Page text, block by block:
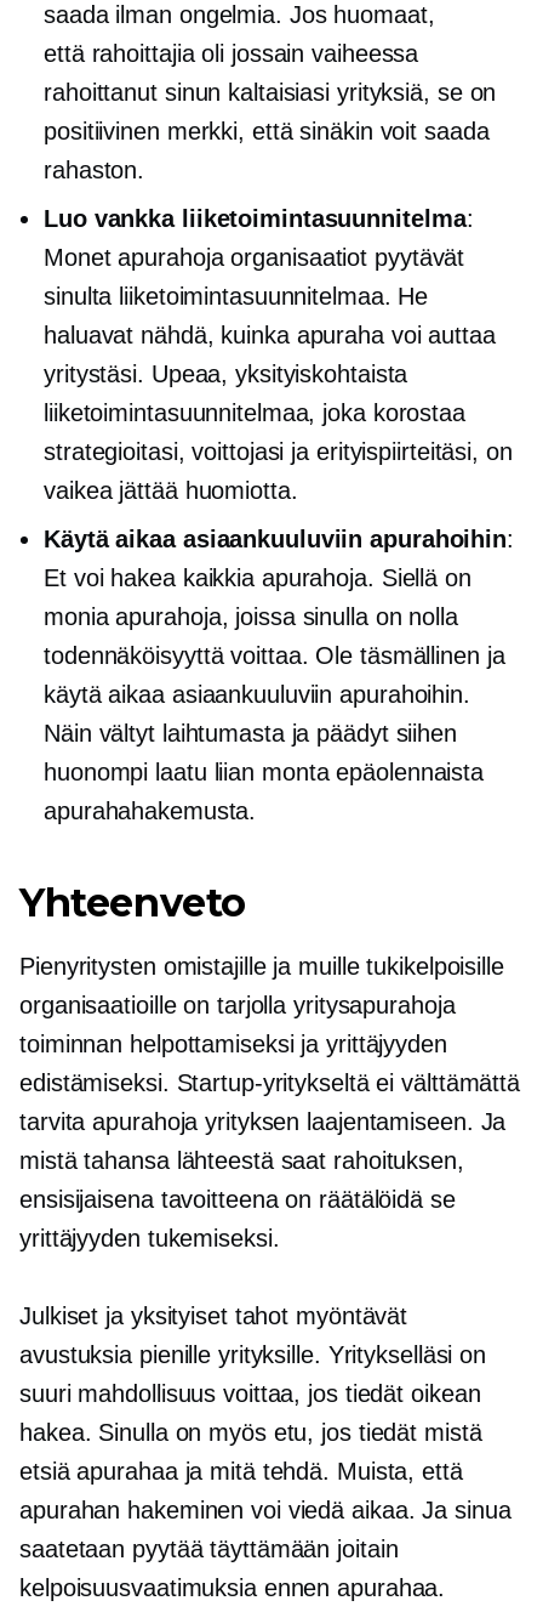
saada ilman ongelmia. Jos huomaat,
että rahoittajiaoli jossain vaiheessa
rahoittanut sinun kaltaisiasi yrityksiä, se on
positiivinen merkki, että sinäkin voit saada
rahaston.
Luo vankka liiketoimintasuunnitelma:
Monetapurahojaorganisaatiot pyytävät
sinulta liiketoimintasuunnitelmaa. He
haluavat nähdä, kuinka apuraha voi auttaa
yritystäsi. Upeaa, yksityiskohtaista
liiketoimintasuunnitelmaa, joka korostaa
strategioitasi, voittojasi ja erityispiirteitäsi, on
vaikea jättää huomiotta.
Käytä aikaa asiaankuuluviin apurahoihin:
Et voi hakea kaikkia apurahoja. Siellä on
monia apurahoja, joissa sinulla on nolla
todennäköisyyttä voittaa. Ole täsmällinen ja
käytä aikaa asiaankuuluviin apurahoihin.
Näin vältyt laihtumasta ja päädyt siihen
huonompi laatu liian monta epäolennaista
apurahahakemusta.
Yhteenveto
Pienyritysten omistajille ja muille tukikelpoisille
organisaatioille on tarjolla yritysapurahoja
toiminnan helpottamiseksi ja yrittäjyyden
edistämiseksi. Startup-yritykseltä ei välttämättä
tarvita apurahoja yrityksen laajentamiseen. Ja
mistä tahansa lähteestä saat rahoituksen,
ensisijaisena tavoitteena on räätälöidä se
yrittäjyyden tukemiseksi.
Julkiset ja yksityiset tahot myöntävät
avustuksia pienille yrityksille. Yritykselläsi on
suuri mahdollisuus voittaa, jos tiedät oikean
hakea. Sinulla on myös etu, jos tiedät mistä
etsiä apurahaa ja mitä tehdä. Muista, että
apurahan hakeminen voi viedä aikaa. Ja sinua
saatetaan pyytää täyttämään joitain
kelpoisuusvaatimuksia ennen apurahaa.